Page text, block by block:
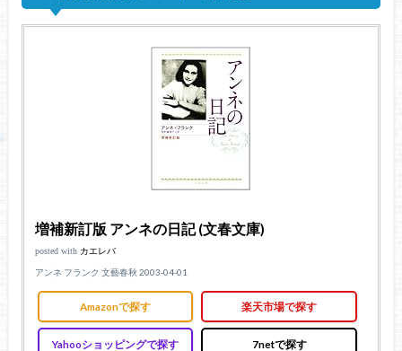
増補新訂版 アンネの日記 (文春文庫)
posted with カエレバ
アンネ フランク 文藝春秋 2003-04-01
Amazonで探す 楽天市場で探す
Yahooショッピングで探す 7netで探す